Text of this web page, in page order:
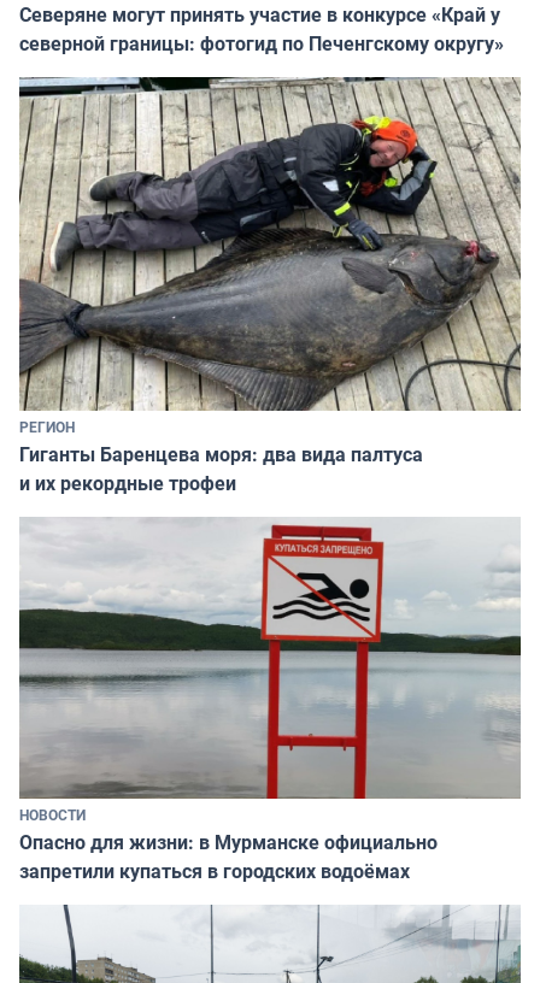
Северяне могут принять участие в конкурсе «Край у
северной границы: фотогид по Печенгскому округу»
РЕГИОН
Гиганты Баренцева моря: два вида палтуса
и их рекордные трофеи
НОВОСТИ
Опасно для жизни: в Мурманске официально
запретили купаться в городских водоёмах